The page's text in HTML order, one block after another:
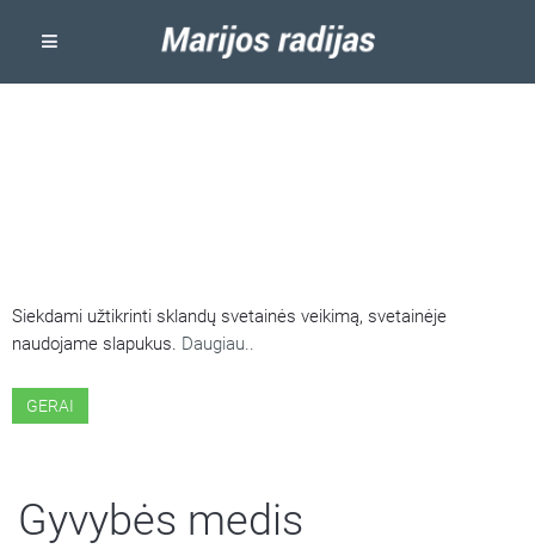
Siekdami užtikrinti sklandų svetainės veikimą, svetainėje
naudojame slapukus. Daugiau..
GERAI
Gyvybės medis